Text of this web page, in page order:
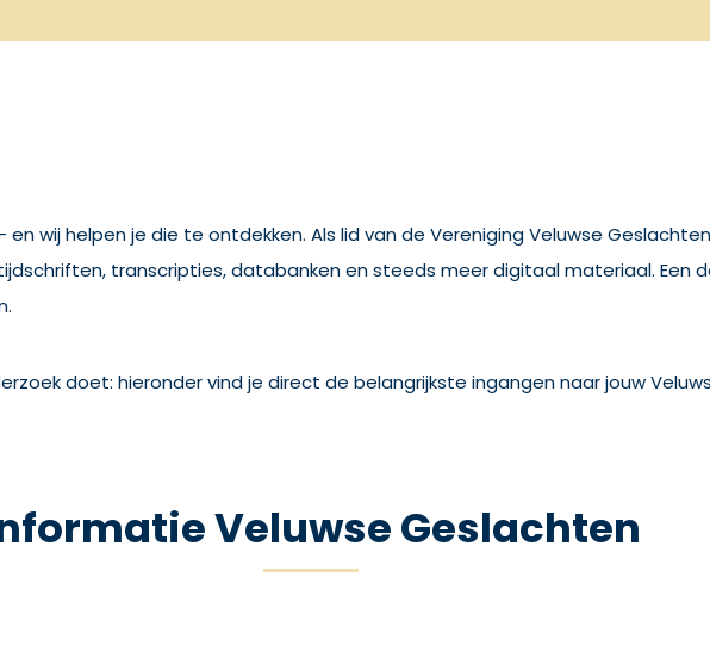
en wij helpen je die te ontdekken. Als lid van de Vereniging Veluwse
transcripties, databanken en steeds meer digitaal materiaal. Een
doet: hieronder vind je direct de belangrijkste ingangen naar jouw
Veluwse Geslachten